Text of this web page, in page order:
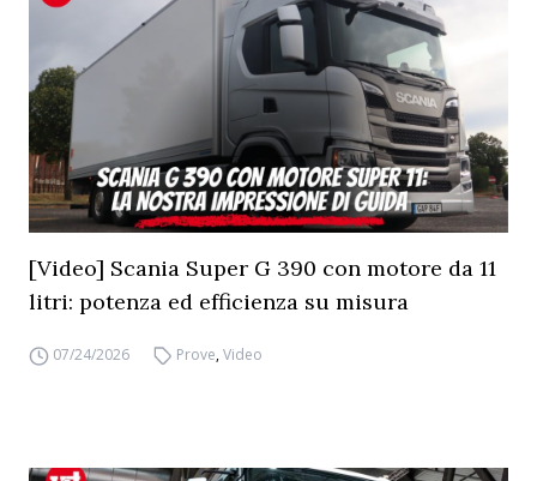
[Video] Scania Super G 390 con motore da 11
litri: potenza ed efficienza su misura
07/24/2026 Prove,Video